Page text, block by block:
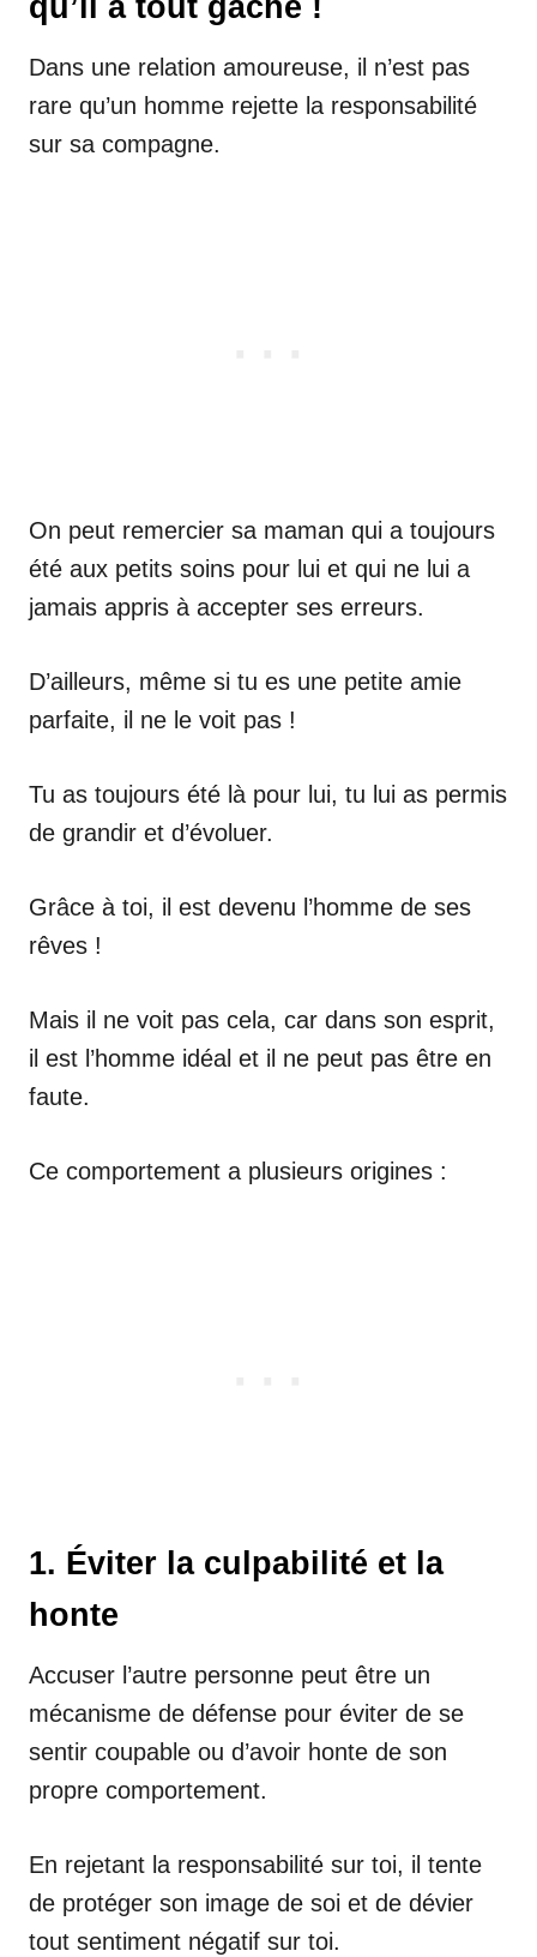
qu’il a tout gâché !
Dans une relation amoureuse, il n’est pas
rare qu’un homme rejette la responsabilité
sur sa compagne.
On peut remercier sa maman qui a toujours
été aux petits soins pour lui et qui ne lui a
jamais appris à accepter ses erreurs.
D’ailleurs, même si tu es une petite amie
parfaite, il ne le voit pas !
Tu as toujours été là pour lui, tu lui as permis
de grandir et d’évoluer.
Grâce à toi, il est devenu l’homme de ses
rêves !
Mais il ne voit pas cela, car dans son esprit,
il est l’homme idéal et il ne peut pas être en
faute.
Ce comportement a plusieurs origines :
1. Éviter la culpabilité et la
honte
Accuser l’autre personne peut être un
mécanisme de défense pour éviter de se
sentir coupable ou d’avoir honte de son
propre comportement.
En rejetant la responsabilité sur toi, il tente
de protéger son image de soi et de dévier
tout sentiment négatif sur toi.